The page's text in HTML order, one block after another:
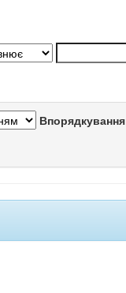
Впорядкування